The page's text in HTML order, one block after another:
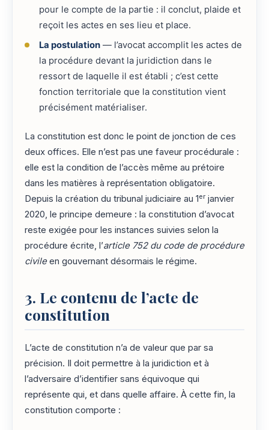
pour le compte de la partie : il conclut, plaide et
reçoit les actes en ses lieu et place.
La postulation— l’avocat accomplit les actes de
la procédure devant la juridiction dans le
ressort de laquelle il est établi ; c’est cette
fonction territoriale que la constitution vient
précisément matérialiser.
La constitution est donc le point de jonction de ces
deux offices. Elle n’est pas une faveur procédurale :
elle est la condition de l’accès même au prétoire
dans les matières à représentation obligatoire.
Depuis la création du tribunal judiciaire au 1 er janvier
2020, le principe demeure : la constitution d’avocat
reste exigée pour les instances suivies selon la
procédure écrite, l’article 752 du code de procédure
civileen gouvernant désormais le régime.
3. Le contenu de l’acte de
constitution
L’acte de constitution n’a de valeur que par sa
précision. Il doit permettre à la juridiction et à
l’adversaire d’identifier sans équivoque qui
représente qui, et dans quelle affaire. À cette fin, la
constitution comporte :